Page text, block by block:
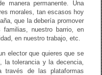
manera permanente. Una
morales, tan escasos hoy
que la debería promover
nuestro barrio, en
en nuestro trabajo, etc.
elector que quieres que se
la tolerancia y la decencia,
través de las plataformas